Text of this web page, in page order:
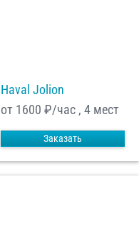
Haval Jolion
от 1600 ₽/час , 4 мест
Заказать